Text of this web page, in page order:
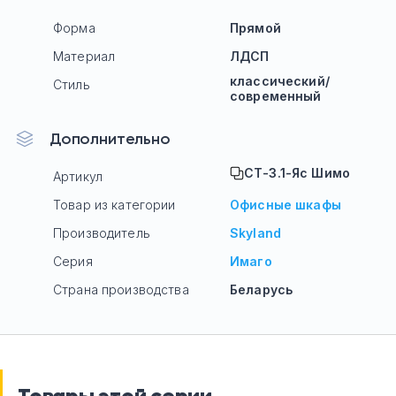
Форма
Прямой
Материал
ЛДСП
Стиль
классический/
современный
Дополнительно
Артикул СТ-3.1-Яс Шимо
Товар из категории
Офисные шкафы
Производитель
Skyland
Серия
Имаго
Страна производства
Беларусь